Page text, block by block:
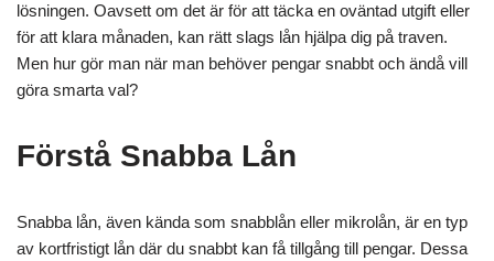
lösningen. Oavsett om det är för att täcka en oväntad utgift eller
för att klara månaden, kan rätt slags lån hjälpa dig på traven.
Men hur gör man när man behöver pengar snabbt och ändå vill
göra smarta val?
Förstå Snabba Lån
Snabba lån, även kända som snabblån eller mikrolån, är en typ
av kortfristigt lån där du snabbt kan få tillgång till pengar. Dessa